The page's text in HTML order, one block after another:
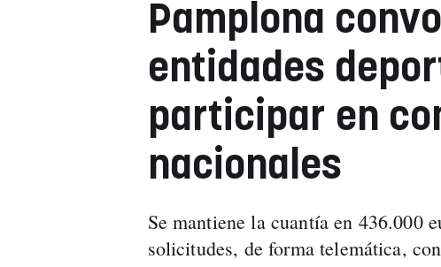
Pamplona
entidades
participar en
nacionales
Se mantiene la cuantía en 436.000
solicitudes, de forma telemática,